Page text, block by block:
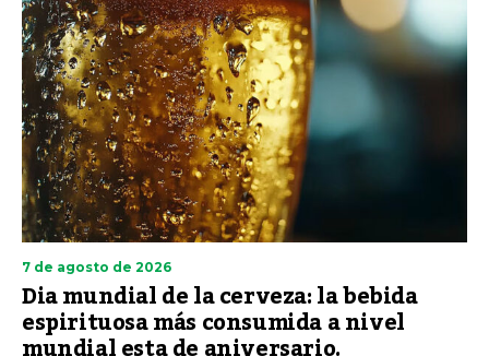
7 de agosto de 2026
Dia mundial de la cerveza: la bebida
espirituosa más consumida a nivel